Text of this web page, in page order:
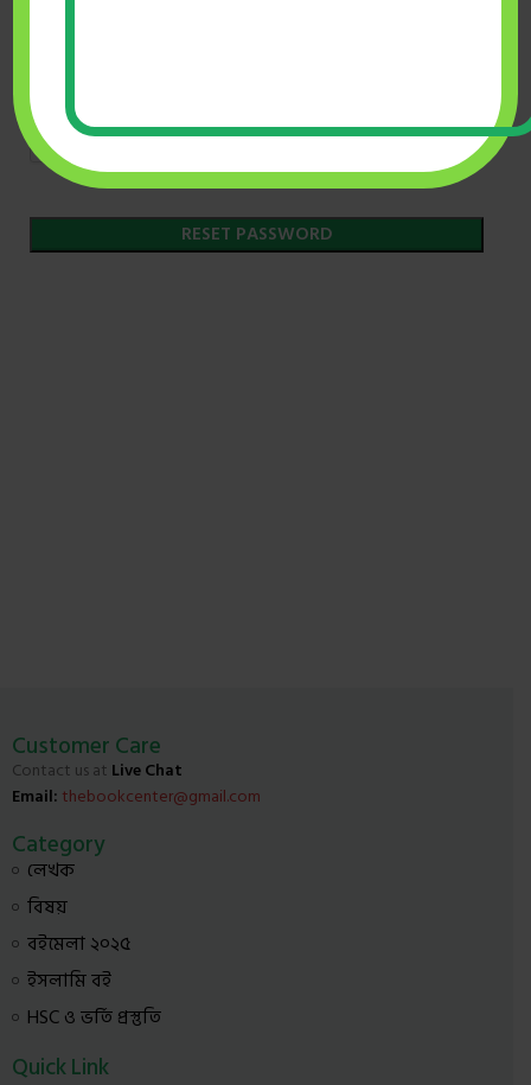
RESET PASSWORD
Customer Care
Contact us at Live Chat
Email: thebookcenter@gmail.com
Category
লেখক
বিষয়
বইমেলা ২০২৫
ইসলামি বই
HSC ও ভর্তি প্রস্তুতি
Quick Link